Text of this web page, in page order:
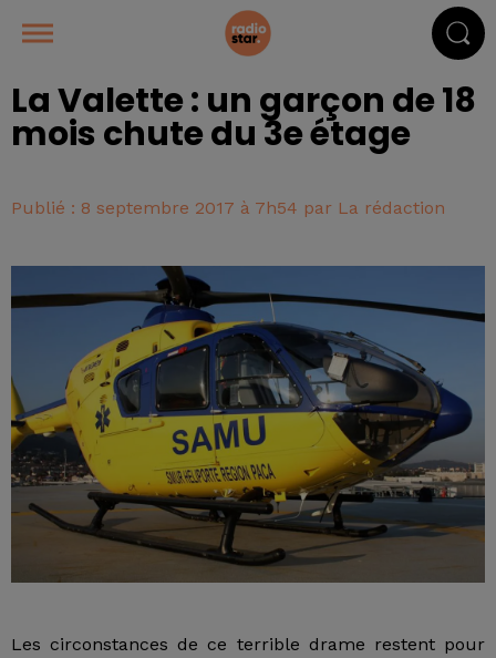
La Valette : un garçon de 18
mois chute du 3e étage
Publié : 8 septembre 2017 à 7h54 par La rédaction
Les circonstances de ce terrible drame restent pour